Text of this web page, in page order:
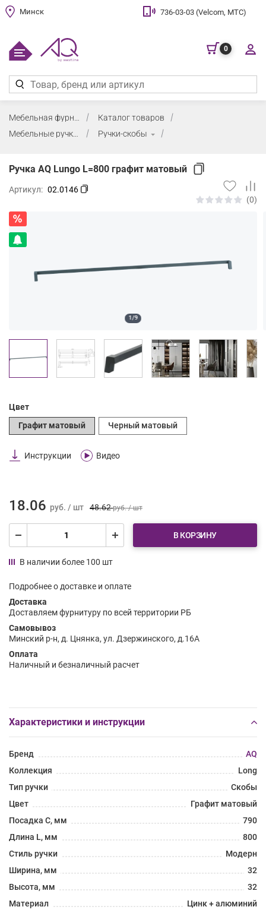
Минск 736-03-03 (Velcom, МТС)
0
Каталог товаров
Мебельные ручки
Ручки-скобы
Ручка AQ Lungo L=800 графит матовый
Артикул: 02.0146
(0)
1/9
Цвет
Графит матовый
Черный матовый
Инструкции Видео
18.06 руб. / шт 48.62руб. / шт
В КОРЗИНУ
В наличии более 100 шт
Подробнее о доставке и оплате
Доставка
Доставляем фурнитуру по всей территории РБ
Самовывоз
Минский р-н, д. Цнянка, ул. Дзержинского, д.16А
Оплата
Наличный и безналичный расчет
Характеристики и инструкции
Бренд
AQ
Коллекция
Long
Тип ручки
Скобы
Цвет
Графит матовый
Посадка C, мм
790
Длина L, мм
800
Стиль ручки
Модерн
Ширина, мм
32
Высота, мм
32
Материал
Цинк + алюминий